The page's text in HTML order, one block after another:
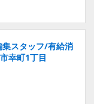
集スタッフ/有給消
幸町1丁目